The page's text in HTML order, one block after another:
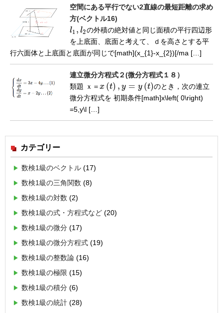
空間にある平行でない2直線の最短距離の求め
方(ベクトル16)
l1 , l2
l1 ,l 2 の外積の絶対値と同じ面積の平行四辺形
を上底面、底面と考えて、ｄを高さとする平
行六面体と上底面と底面が同じで[math](x_{1}-x_{2})[/ma […]
連立微分方程式２(微分方程式１８）
類題 ｘ ＝x (t) , y = y (t)
ｘ ＝x( t),y = y(t )
のとき，次の連立
微分方程式を 初期条件[math]x\left( 0\right)
=5,y\l […]
カテゴリー
数検1級のベクトル (17)
数検1級の三角関数 (8)
数検1級の対数 (2)
数検1級の式・方程式など (20)
数検1級の微分 (17)
数検1級の微分方程式 (19)
数検1級の整数論 (16)
数検1級の極限 (15)
数検1級の積分 (6)
数検1級の統計 (28)